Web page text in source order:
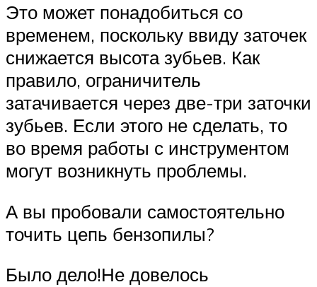
Это может понадобиться со
временем, поскольку ввиду заточек
снижается высота зубьев. Как
правило, ограничитель
затачивается через две-три заточки
зубьев. Если этого не сделать, то
во время работы с инструментом
могут возникнуть проблемы.
А вы пробовали самостоятельно
точить цепь бензопилы?
Было дело!Не довелось